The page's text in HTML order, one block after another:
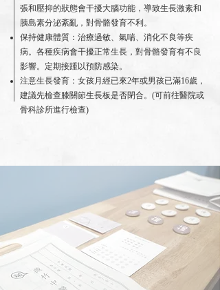
張和壓抑的狀態會干擾大腦功能，導致生長激素和
胰島素分泌紊亂，對骨骼發育不利。
保持健康體質：治療過敏、氣喘、消化不良等疾
病。各種疾病會干擾正常生長，對骨骼發育有不良
影響。定期接踵以預防感染。
注意生長發育：女孩月經已來2年或男孩已滿16歲，
建議先檢查膝關節生長板是否閉合。(可前往醫院或
骨科診所進行檢查)